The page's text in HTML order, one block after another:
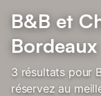
B&B et
Bordeaux
3 résultats pour
réservez au